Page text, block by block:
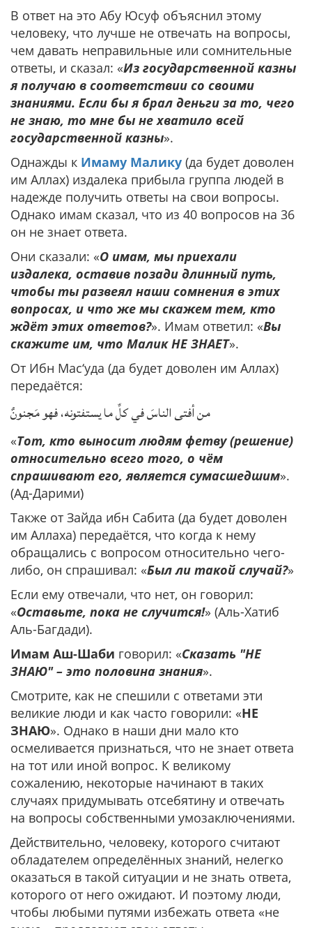
В ответ на это Абу Юсуф объяснил этому
человеку, что лучше не отвечать на вопросы,
чем давать неправильные или сомнительные
ответы, и сказал: «Из государственной казны
я получаю в соответствии со своими
знаниями. Если бы я брал деньги за то, чего
не знаю, то мне бы не хватило всей
государственной казны».
Однажды к Имаму Малику (да будет доволен
им Аллах) издалека прибыла группа людей в
надежде получить ответы на свои вопросы.
Однако имам сказал, что из 40 вопросов на 36
он не знает ответа.
Они сказали: «О имам, мы приехали
издалека, оставив позади длинный путь,
чтобы ты развеял наши сомнения в этих
вопросах, и что же мы скажем тем, кто
ждёт этих ответов?». Имам ответил: «Вы
скажите им, что Малик НЕ ЗНАЕТ».
От Ибн Мас‘уда (да будет доволен им Аллах)
передаётся:
من أفتى الناسَ في كلِّ ما يستفتونه، فهو مَجنونٌ
«Тот, кто выносит людям фетву (решение)
относительно всего того, о чём
спрашивают его, является сумасшедшим».
(Ад-Дарими)
Также от Зайда ибн Сабита (да будет доволен
им Аллаха) передаётся, что когда к нему
обращались с вопросом относительно чего-
либо, он спрашивал: «Был ли такой случай?»
Если ему отвечали, что нет, он говорил:
«Оставьте, пока не случится!» (Аль-Хатиб
Аль-Багдади).
Имам Аш-Шаби говорил: «Сказать "НЕ
ЗНАЮ" – это половина знания».
Смотрите, как не спешили с ответами эти
великие люди и как часто говорили: «НЕ
ЗНАЮ». Однако в наши дни мало кто
осмеливается признаться, что не знает ответа
на тот или иной вопрос. К великому
сожалению, некоторые начинают в таких
случаях придумывать отсебятину и отвечать
на вопросы собственными умозаключениями.
Действительно, человеку, которого считают
обладателем определённых знаний, нелегко
оказаться в такой ситуации и не знать ответа,
которого от него ожидают. И поэтому люди,
чтобы любыми путями избежать ответа «не